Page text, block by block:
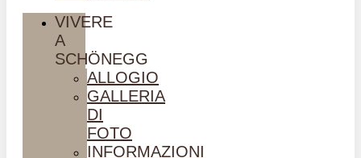
VIVERE
A
SCHÖNEGG
ALLOGIO
GALLERIA
DI
FOTO
INFORMAZIONI